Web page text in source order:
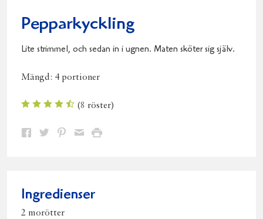
Pepparkyckling
Lite strimmel, och sedan in i ugnen. Maten sköter sig själv.
Mängd: 4 portioner
(8 röster)
Dela Dela Dela DelaSkriv
Ingredienser
2 morötter